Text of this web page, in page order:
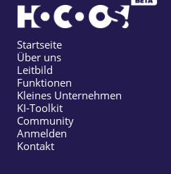
Startseite
Über uns
Leitbild
Funktionen
Kleines Unternehmen
KI-Toolkit
Community
Anmelden
Kontakt